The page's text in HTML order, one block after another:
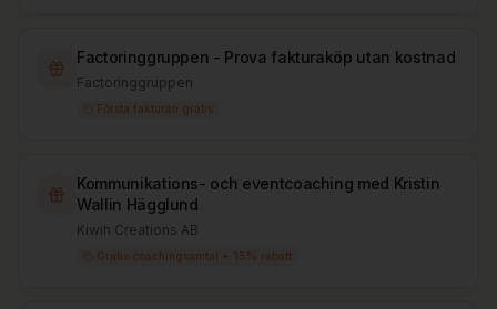
Factoringgruppen - Prova fakturaköp utan kostnad
Factoringgruppen
Första fakturan gratis
Kommunikations- och eventcoaching med Kristin
Wallin Hägglund
Kiwih Creations AB
Gratis coachingsamtal + 15% rabatt